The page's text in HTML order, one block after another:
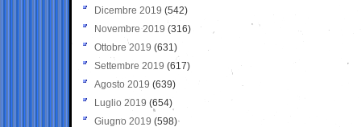
Dicembre 2019 (542)
Novembre 2019 (316)
Ottobre 2019 (631)
Settembre 2019 (617)
Agosto 2019 (639)
Luglio 2019 (654)
Giugno 2019 (598)